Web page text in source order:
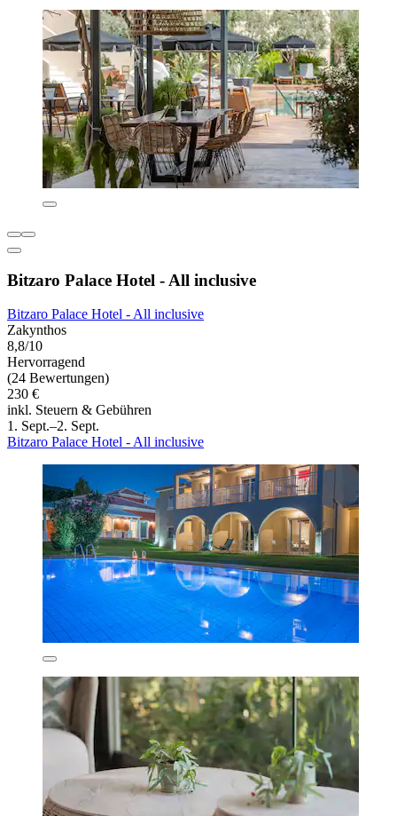
Bitzaro Palace Hotel - All inclusive
Bitzaro Palace Hotel - All inclusive
Zakynthos
8,8/10
Hervorragend
(24 Bewertungen)
230 €
inkl. Steuern & Gebühren
1. Sept.–2. Sept.
Bitzaro Palace Hotel - All inclusive